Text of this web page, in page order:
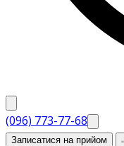
(096) 773-77-68
Записатися на прийом